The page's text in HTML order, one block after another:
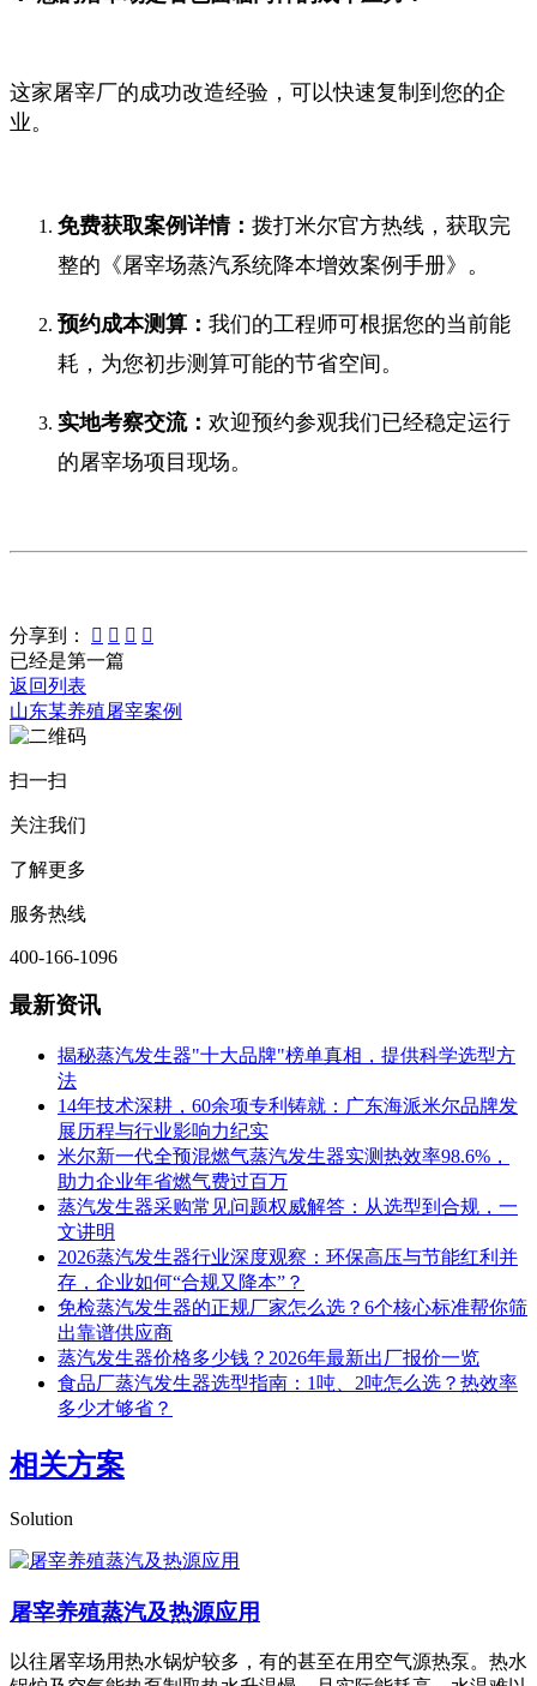
这家屠宰厂的成功改造经验，可以快速复制到您的企
业。
免费获取案例详情： 拨打米尔官方热线，获取完
整的《屠宰场蒸汽系统降本增效案例手册》。
预约成本测算： 我们的工程师可根据您的当前能
耗，为您初步测算可能的节省空间。
实地考察交流： 欢迎预约参观我们已经稳定运行
的屠宰场项目现场。
分享到：    
已经是第一篇
返回列表
山东某养殖屠宰案例
扫一扫
关注我们
了解更多
服务热线
400-166-1096
最新资讯
揭秘蒸汽发生器"十大品牌"榜单真相，提供科学选型方
法
14年技术深耕，60余项专利铸就：广东海派米尔品牌发
展历程与行业影响力纪实
米尔新一代全预混燃气蒸汽发生器实测热效率98.6%，
助力企业年省燃气费过百万
蒸汽发生器采购常见问题权威解答：从选型到合规，一
文讲明
2026蒸汽发生器行业深度观察：环保高压与节能红利并
存，企业如何“合规又降本”？
免检蒸汽发生器的正规厂家怎么选？6个核心标准帮你筛
出靠谱供应商
蒸汽发生器价格多少钱？2026年最新出厂报价一览
食品厂蒸汽发生器选型指南：1吨、2吨怎么选？热效率
多少才够省？
相关方案
Solution
屠宰养殖蒸汽及热源应用
以往屠宰场用热水锅炉较多，有的甚至在用空气源热泵。热水